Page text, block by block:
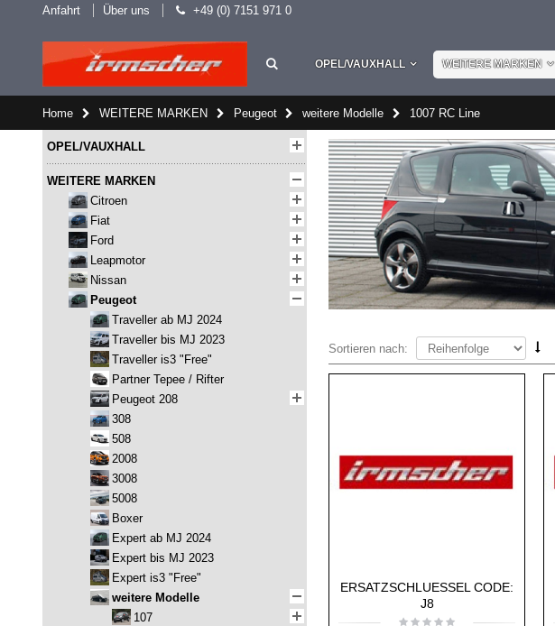
Anfahrt Über uns +49 (0) 7151 971 0
OPEL/VAUXHALL WEITERE MARKEN
Home WEITERE MARKEN Peugeot weitere Modelle 1007 RC Line
Sortieren nach:
ERSATZSCHLUESSEL CODE:
J8
OPEL/VAUXHALL
WEITERE MARKEN
Citroen
Fiat
Ford
Leapmotor
Nissan
Peugeot
Traveller ab MJ 2024
Traveller bis MJ 2023
Traveller is3 "Free"
Partner Tepee / Rifter
Peugeot 208
308
508
2008
3008
5008
Boxer
Expert ab MJ 2024
Expert bis MJ 2023
Expert is3 "Free"
weitere Modelle
107